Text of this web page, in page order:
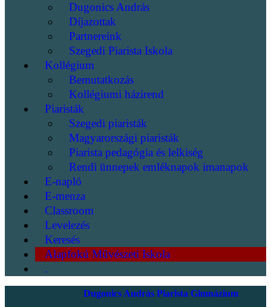
Dugonics András
Díjazottak
Partnereink
Szegedi Piarista Iskola
Kollégium
Bemutatkozás
Kollégiumi házirend
Piaristák
Szegedi piaristák
Magyarországi piaristák
Piarista pedagógia és lelkiség
Rendi ünnepek emléknapok imanapok
E-napló
E-menza
Classroom
Levelezés
Keresés
Alapfokú Művészeti Iskola
.
Dugonics András Piarista Gimnázium